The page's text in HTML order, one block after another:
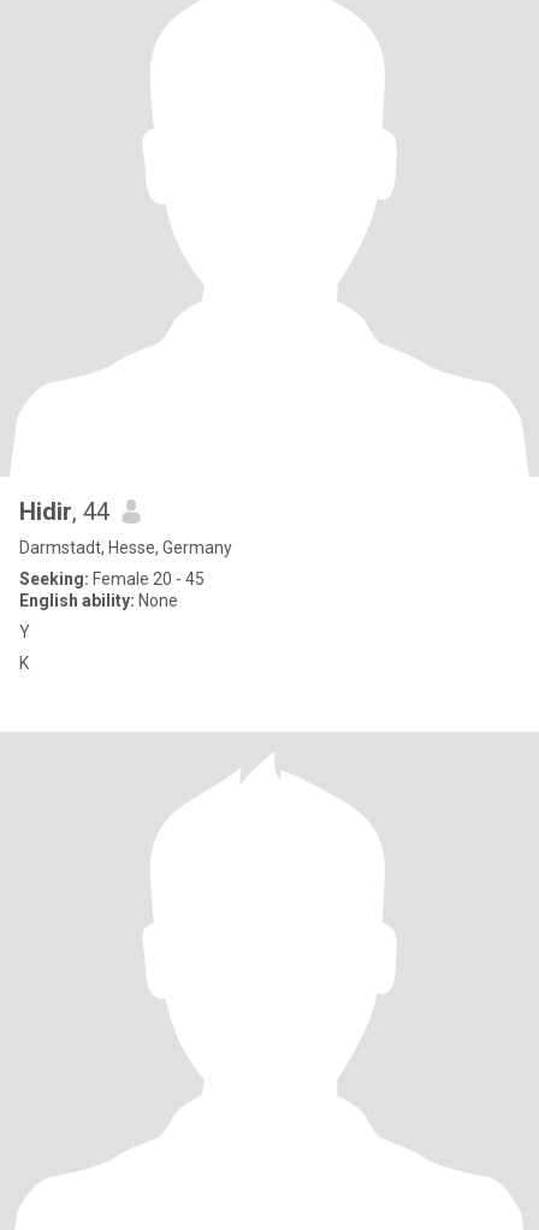
Hidir, 44
Darmstadt, Hesse, Germany
Seeking: Female 20 - 45
English ability: None
Y
K